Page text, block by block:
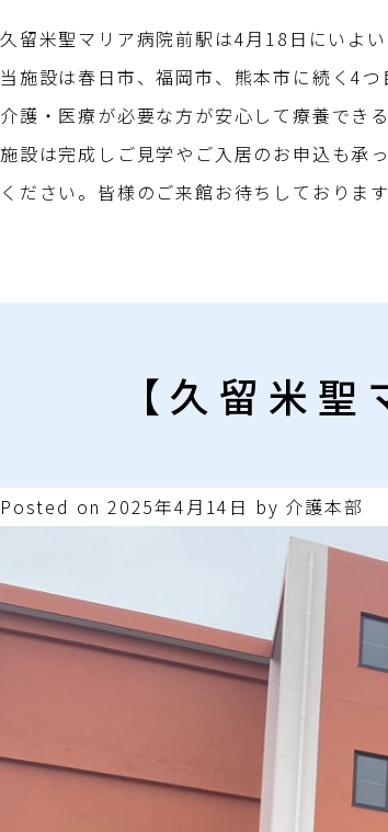
久留米聖マリア病院前駅は4月18日にいよい
当施設は春日市、福岡市、熊本市に続く4
介護・医療が必要な方が安心して療養できる
施設は完成しご見学やご入居のお申込も承
ください。皆様のご来館お待ちしております
【久留米
Posted on2025年4月14日 by 介護本部